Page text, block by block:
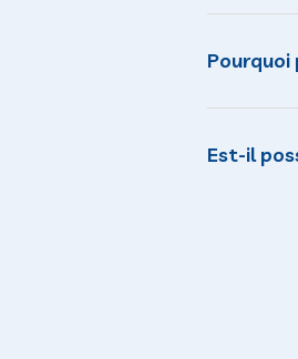
Pourquoi
Est-il